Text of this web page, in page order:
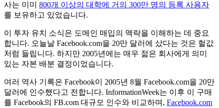
사는 이미 800개 이상의 대학에 거의 300만 명의 등록 사용자
를 보유하고 있었습니다.
이 투자 유치 소식은 도메인 매입의 맥락을 이해하는 데 중요
합니다. 오늘날 Facebook.com을 20만 달러에 샀다는 것은 헐값
처럼 들립니다. 하지만 2005년에는 매우 젊은 회사에게 의미
있는 자본 배분 결정이었습니다.
여러 역사 기록은 Facebook이 2005년 8월 Facebook.com을 20만
달러에 인수했다고 전합니다. InformationWeek는 이후 이 구매
를 Facebook의 FB.com 대규모 인수와 비교하며, Facebook.com